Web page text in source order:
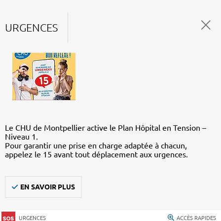
URGENCES
Le CHU de Montpellier active le Plan Hôpital en Tension –
Niveau 1.
Pour garantir une prise en charge adaptée à chacun,
appelez le 15 avant tout déplacement aux urgences.
EN SAVOIR PLUS
URGENCES ACCÈS RAPIDES